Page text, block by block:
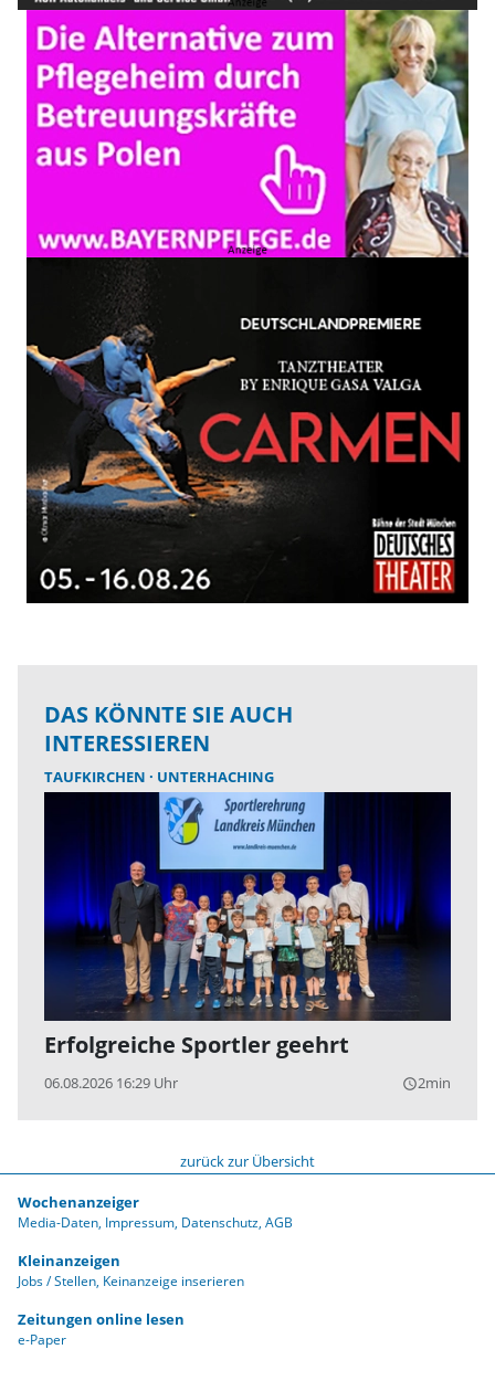
DAS KÖNNTE SIE AUCH
INTERESSIEREN
TAUFKIRCHEN UNTERHACHING
Erfolgreiche Sportler geehrt
06.08.2026 16:29 Uhr query_builder2min
zurück zur Übersicht
Wochenanzeiger
Media-Daten Impressum Datenschutz AGB
Kleinanzeigen
Jobs / Stellen Keinanzeige inserieren
Zeitungen online lesen
e-Paper